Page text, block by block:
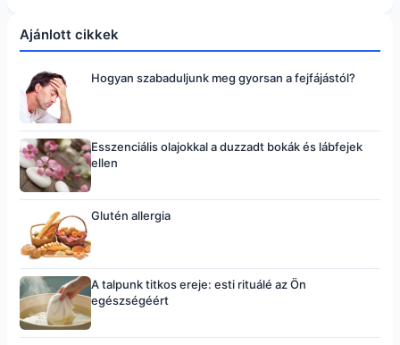
Ajánlott cikkek
Hogyan szabaduljunk meg gyorsan a fejfájástól?
Esszenciális olajokkal a duzzadt bokák és lábfejek
ellen
Glutén allergia
A talpunk titkos ereje: esti rituálé az Ön
egészségéért